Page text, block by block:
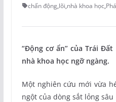
chấn động,lõi,nhà khoa học,
“Động cơ ẩn” của Trái
nhà khoa học ngỡ ngàng.
Một nghiên cứu mới vừa
ngột của dòng sắt lỏng